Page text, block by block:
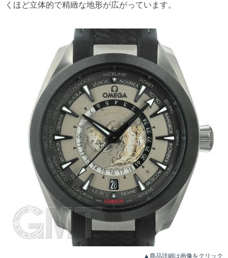
くほど立体的で精緻な地形が広がっています。
▲商品詳細は画像をクリック